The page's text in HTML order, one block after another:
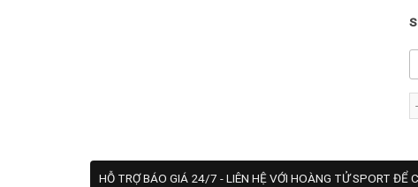
HỖ TRỢ BÁO GIÁ 24/7 - LIÊN HỆ VỚI HOÀNG TỬ SPORT